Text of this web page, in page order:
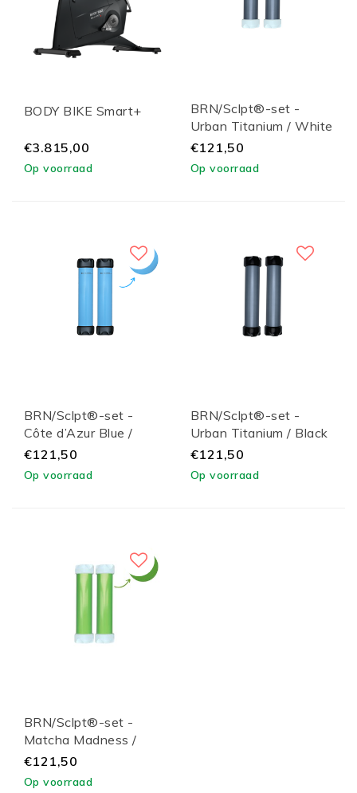
BODY BIKE Smart+
€3.815,00
Op voorraad
BRN/Sclpt®-set -
Urban Titanium / White
Lid
€121,50
Op voorraad
BRN/Sclpt®-set -
Côte d’Azur Blue /
Black Lid
€121,50
Op voorraad
BRN/Sclpt®-set -
Urban Titanium / Black
Lid
€121,50
Op voorraad
BRN/Sclpt®-set -
Matcha Madness /
White Lid
€121,50
Op voorraad